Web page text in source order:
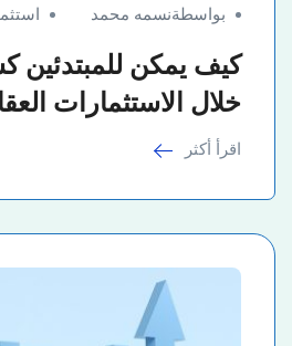
بواسطةنسمه محمد
كيف يمكن للمبتدئين
خلال الاستثمارات
اقرأ أكثر